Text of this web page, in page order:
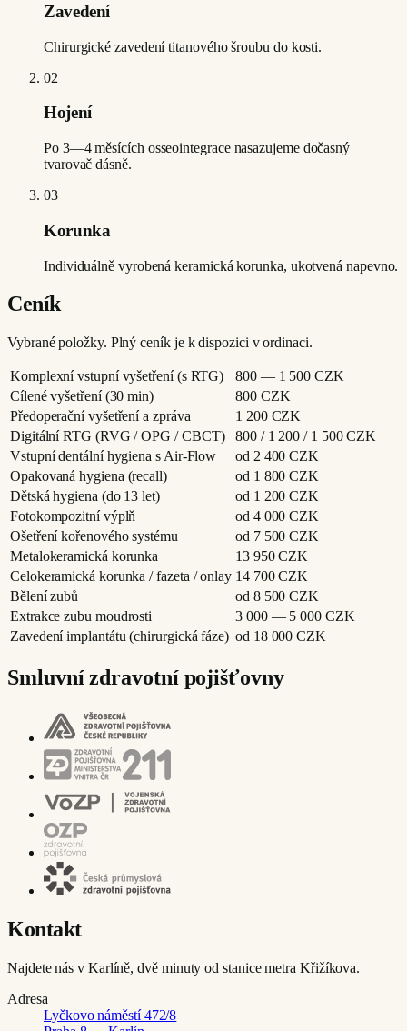
Zavedení
Chirurgické zavedení titanového šroubu do kosti.
02
Hojení
Po 3—4 měsících osseointegrace nasazujeme dočasný
tvarovač dásně.
03
Korunka
Individuálně vyrobená keramická korunka, ukotvená napevno.
Ceník
Vybrané položky. Plný ceník je k dispozici v ordinaci.
Komplexní vstupní vyšetření (s RTG) 800 — 1 500CZK
Cílené vyšetření (30 min)
800 CZK
Předoperační vyšetření a zpráva
1 200 CZK
Digitální RTG (RVG / OPG / CBCT)
800 / 1 200 / 1 500CZK
Vstupní dentální hygiena s Air-Flow
od 2 400CZK
Opakovaná hygiena (recall)
od 1 800CZK
Dětská hygiena (do 13 let)
od 1 200CZK
Fotokompozitní výplň
od 4 000CZK
Ošetření kořenového systému
od 7 500CZK
Metalokeramická korunka
13 950CZK
Celokeramická korunka / fazeta / onlay 14 700CZK
Bělení zubů
od 8 500CZK
Extrakce zubu moudrosti
3 000 — 5 000 CZK
Zavedení implantátu (chirurgická fáze) od 18 000CZK
Smluvní zdravotní pojišťovny
Kontakt
Najdete nás v Karlíně, dvě minuty od stanice metra Křižíkova.
Adresa
Lyčkovo náměstí 472/8